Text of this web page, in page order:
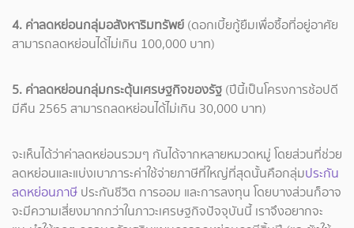
4. ค่าลดหย่อนกลุ่มอสังหาริมทรัพย์ (ดอกเบี้ยกู้ยืมเพื่อซื้อที่อยู่อาศัย
สามารถลดหย่อนได้ไม่เกิน 100,000 บาท)
5. ค่าลดหย่อนกลุ่มกระตุ้นเศรษฐกิจของรัฐ (ปีนี้เป็นโครงการช้อปดี
มีคืน 2565 สามารถลดหย่อนได้ไม่เกิน 30,000 บาท)
จะเห็นได้ว่าค่าลดหย่อนรวมๆ กันได้จากหลายหมวดหมู่ โดยส่วนที่ช่วย
ลดหย่อนและแบ่งเบาภาระค่าใช้จ่ายภาษีที่ใหญ่ที่สุดนั้นคือกลุ่มประกัน
ลดหย่อนภาษี ประกันชีวิต การออม และการลงทุน โดยบางส่วนก็อาจ
จะมีความเสี่ยงมากกว่าในภาวะเศรษฐกิจปัจจุบันนี้ เราจึงอยากจะ